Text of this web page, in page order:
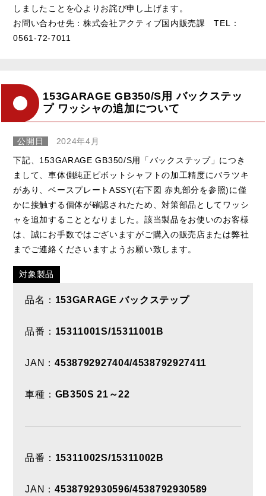
しましたことを心よりお詫び申し上げます。
お問い合わせ先：株式会社アクティブ国内販売課 TEL：
0561-72-7011
153GARAGE GB350/S用 バックステッ
プ ワッシャの追加について
公開日
2024年4月
下記、153GARAGE GB350/S用「バックステップ」につき
まして、車体側純正ピボットシャフトの加工精度にバラツキ
があり、ベースプレートASSY(右下図 赤丸部分を参照)に僅
かに接触する個体が確認されたため、対策部品としてワッシ
ャを追加することとなりました。該当製品をお使いのお客様
は、誠にお手数ではございますがご購入の販売店または弊社
までご連絡くださいますようお願い致します。
対象製品
品名： 153GARAGE バックステップ
品番： 15311001S/15311001B
JAN：4538792927404/4538792927411
車種： GB350S 21～22
品番： 15311002S/15311002B
JAN：4538792930596/4538792930589